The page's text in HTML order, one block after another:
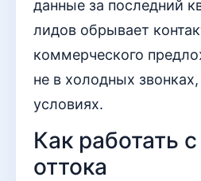
данные за последний
лидов обрывает
коммерческого
не в холодных
условиях.
Как работать
оттока